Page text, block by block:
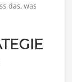
das, was